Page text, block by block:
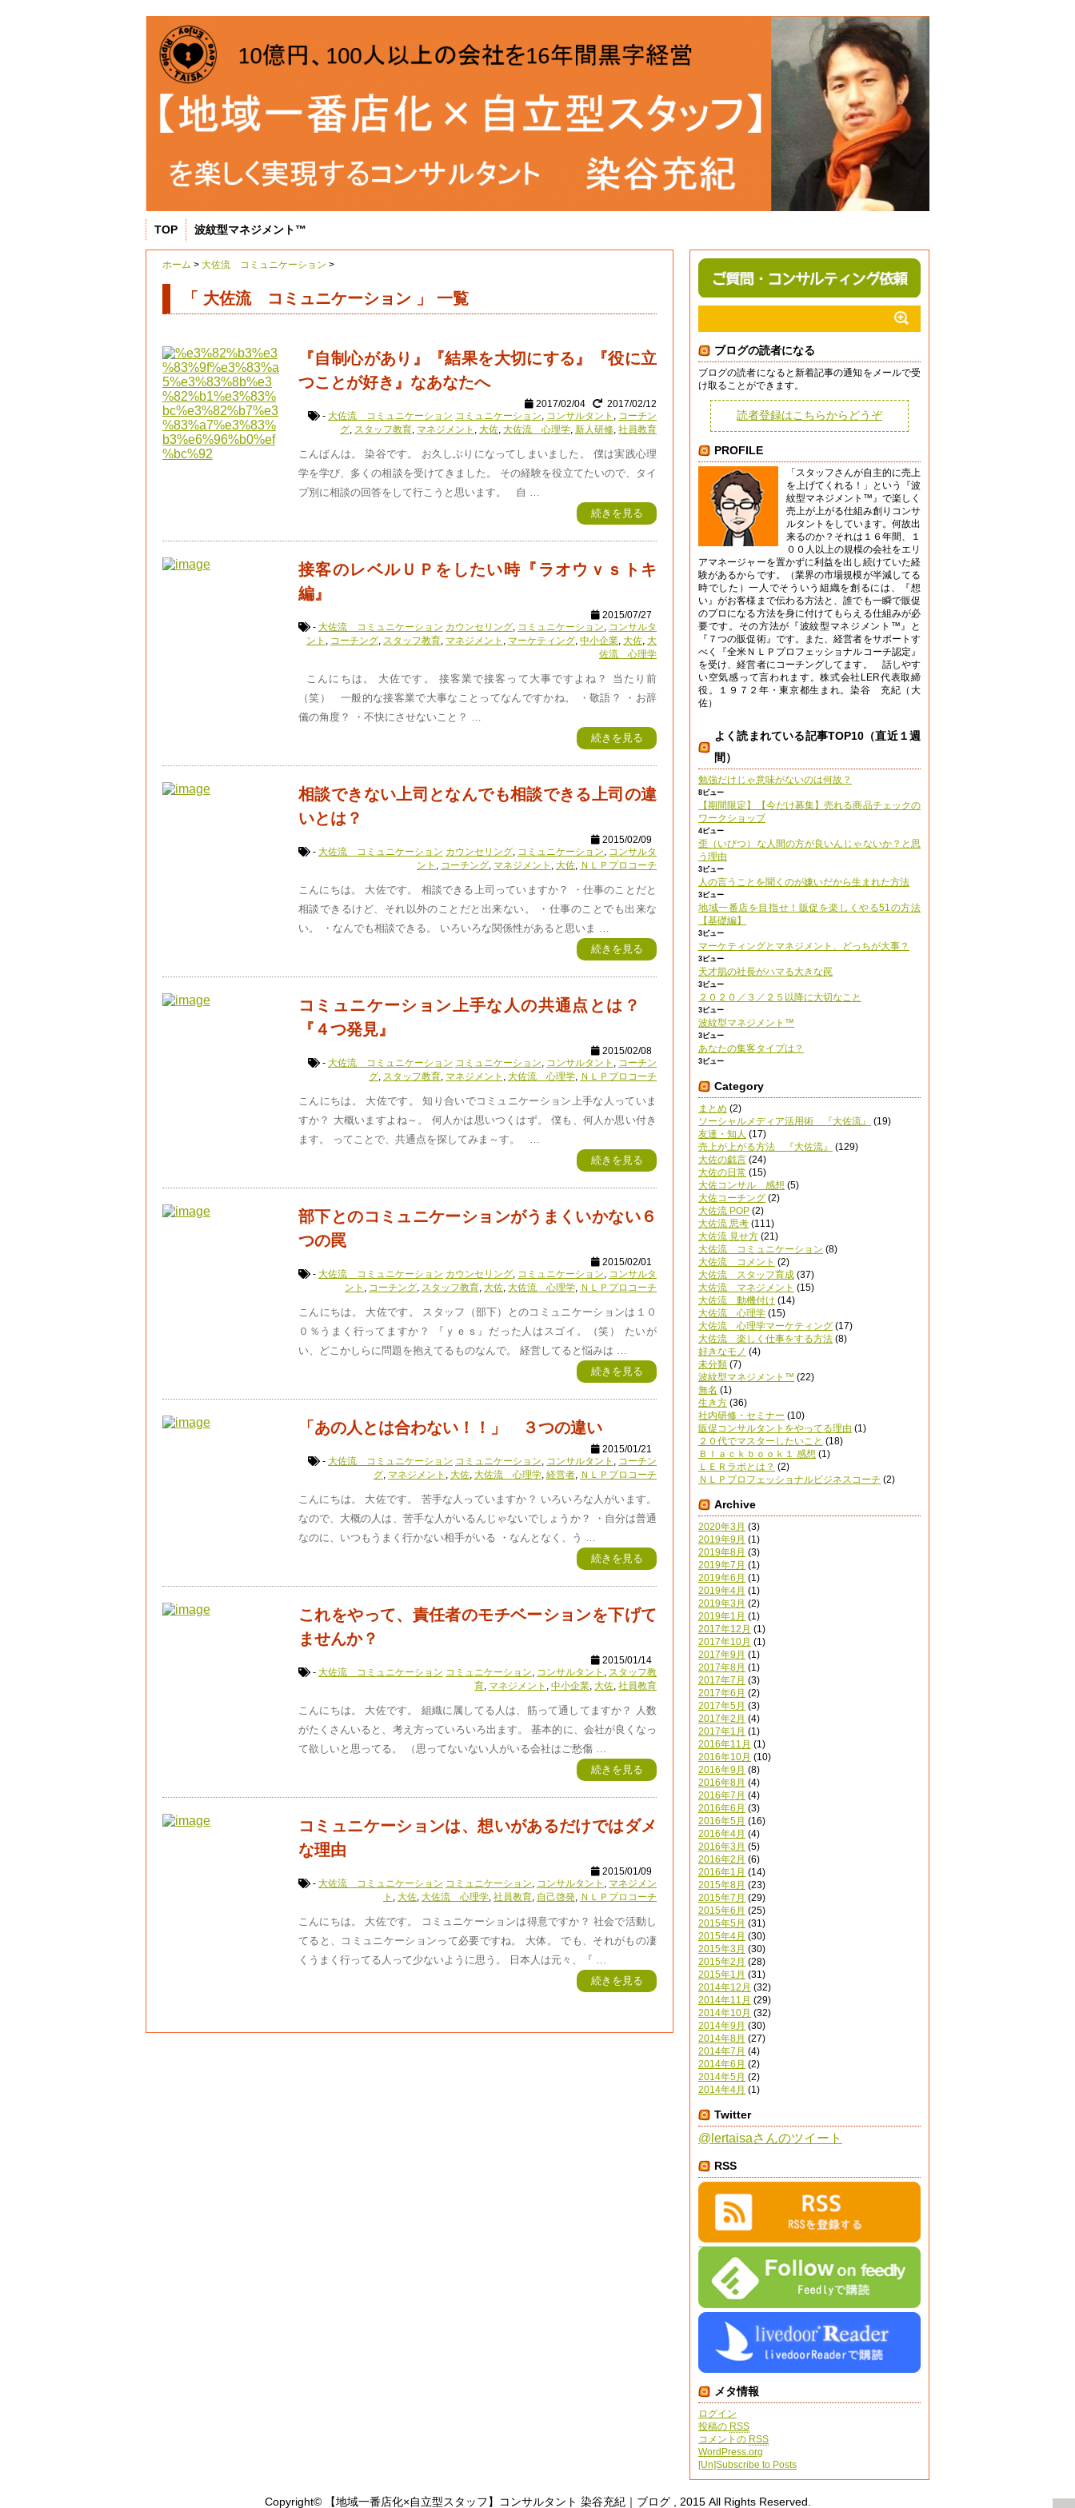
TOP 波紋型マネジメント™
ホーム > 大佐流 コミュニケーション >
「 大佐流 コミュニケーション 」 一覧
『自制心があり』『結果を大切にする』『役に立
つことが好き』なあなたへ
2017/02/04
2017/02/12
- 大佐流 コミュニケーション コミュニケーション, コンサルタント , コーチン
グ, スタッフ教育, マネジメント , 大佐, 大佐流 心理学, 新人研修, 社員教育
こんばんは。 染谷です。 お久しぶりになってしまいました。 僕は実践心理
学を学び、多くの相談を受けてきました。 その経験を役立てたいので、タイ
プ別に相談の回答をして行こうと思います。 自 …
続きを見る
接客のレベルＵＰをしたい時『ラオウｖｓトキ
編』
2015/07/27
- 大佐流 コミュニケーション カウンセリング, コミュニケーション, コンサルタ
ント , コーチング, スタッフ教育, マネジメント , マーケティング, 中小企業, 大佐, 大
佐流 心理学
こんにちは。 大佐です。 接客業で接客って大事ですよね？ 当たり前
（笑） 一般的な接客業で大事なことってなんですかね。 ・敬語？ ・お辞
儀の角度？ ・不快にさせないこと？ …
続きを見る
相談できない上司となんでも相談できる上司の違
いとは？
2015/02/09
- 大佐流 コミュニケーション カウンセリング, コミュニケーション, コンサルタ
ント , コーチング, マネジメント , 大佐, ＮＬＰプロコーチ
こんにちは。 大佐です。 相談できる上司っていますか？ ・仕事のことだと
相談できるけど、それ以外のことだと出来ない。 ・仕事のことでも出来な
い。 ・なんでも相談できる。 いろいろな関係性があると思いま …
続きを見る
コミュニケーション上手な人の共通点とは？
『４つ発見』
2015/02/08
- 大佐流 コミュニケーション コミュニケーション, コンサルタント , コーチン
グ, スタッフ教育, マネジメント , 大佐流 心理学, ＮＬＰプロコーチ
こんにちは。 大佐です。 知り合いでコミュニケーション上手な人っていま
すか？ 大概いますよね～。 何人かは思いつくはず。 僕も、何人か思い付き
ます。 ってことで、共通点を探してみま～す。 …
続きを見る
部下とのコミュニケーションがうまくいかない６
つの罠
2015/02/01
- 大佐流 コミュニケーション カウンセリング, コミュニケーション, コンサルタ
ント , コーチング, スタッフ教育, 大佐, 大佐流 心理学, ＮＬＰプロコーチ
こんにちは。 大佐です。 スタッフ（部下）とのコミュニケーションは１０
０％うまく行ってますか？ 『ｙｅｓ』だった人はスゴイ。（笑） たいが
い、どこかしらに問題を抱えてるものなんで。 経営してると悩みは …
続きを見る
「あの人とは合わない！！」 ３つの違い
2015/01/21
- 大佐流 コミュニケーション コミュニケーション, コンサルタント , コーチン
グ, マネジメント , 大佐, 大佐流 心理学, 経営者, ＮＬＰプロコーチ
こんにちは。 大佐です。 苦手な人っていますか？ いろいろな人がいます。
なので、大概の人は、苦手な人がいるんじゃないでしょうか？ ・自分は普通
なのに、いつもうまく行かない相手がいる ・なんとなく、う …
続きを見る
これをやって、責任者のモチベーションを下げて
ませんか？
2015/01/14
- 大佐流 コミュニケーション コミュニケーション, コンサルタント , スタッフ教
育, マネジメント , 中小企業, 大佐, 社員教育
こんにちは。 大佐です。 組織に属してる人は、筋って通してますか？ 人数
がたくさんいると、考え方っていろいろ出ます。 基本的に、会社が良くなっ
て欲しいと思ってる。 （思ってないない人がいる会社はご愁傷 …
続きを見る
コミュニケーションは、想いがあるだけではダメ
な理由
2015/01/09
- 大佐流 コミュニケーション コミュニケーション, コンサルタント , マネジメン
ト , 大佐, 大佐流 心理学, 社員教育, 自己啓発, ＮＬＰプロコーチ
こんにちは。 大佐です。 コミュニケーションは得意ですか？ 社会で活動し
てると、コミュニケーションって必要ですね。 大体。 でも、それがもの凄
くうまく行ってる人って少ないように思う。 日本人は元々、『 …
続きを見る
ブログの読者になる
ブログの読者になると新着記事の通知をメールで受
け取ることができます。
読者登録はこちらからどうぞ
PROFILE
「スタッフさんが自主的に売上
を上げてくれる！」という『波
紋型マネジメント™』で楽しく
売上が上がる仕組み創りコンサ
ルタントをしています。何故出
来るのか？それは１６年間、１
００人以上の規模の会社をエリ
アマネージャーを置かずに利益を出し続けていた経
験があるからです。（業界の市場規模が半減してる
時でした）一人でそういう組織を創るには、『想
い』がお客様まで伝わる方法と、誰でも一瞬で販促
のプロになる方法を身に付けてもらえる仕組みが必
要です。その方法が『波紋型マネジメント™』と
『７つの販促術』です。また、経営者をサポートす
べく『全米ＮＬＰプロフェッショナルコーチ認定』
を受け、経営者にコーチングしてます。 話しやす
い空気感って言われます。株式会社LER代表取締
役。１９７２年・東京都生まれ。染谷 充紀（大
佐）
よく読まれている記事TOP10（直近１週
間）
勉強だけじゃ意味がないのは何故？
8ビュー
【期間限定】【今だけ募集】売れる商品チェックの
ワークショップ
4ビュー
歪（いびつ）な人間の方が良いんじゃないか？と思
う理由
3ビュー
人の言うことを聞くのが嫌いだから生まれた方法
3ビュー
地域一番店を目指せ！販促を楽しくやる51の方法
【基礎編】
3ビュー
マーケティングとマネジメント、どっちが大事？
3ビュー
天才肌の社長がハマる大きな罠
3ビュー
２０２０／３／２５以降に大切なこと
3ビュー
波紋型マネジメント™
3ビュー
あなたの集客タイプは？
3ビュー
Category
まとめ (2)
ソーシャルメディア活用術 『大佐流』
(19)
友達・知人 (17)
売上が上がる方法 『大佐流』
(129)
大佐の戯言 (24)
大佐の日常 (15)
大佐コンサル 感想 (5)
大佐コーチング (2)
大佐流 POP (2)
大佐流 思考 (111)
大佐流 見せ方 (21)
大佐流 コミュニケーション (8)
大佐流 コメント (2)
大佐流 スタッフ育成 (37)
大佐流 マネジメント (15)
大佐流 動機付け (14)
大佐流 心理学 (15)
大佐流 心理学マーケティング (17)
大佐流 楽しく仕事をする方法 (8)
好きなモノ (4)
未分類 (7)
波紋型マネジメント™ (22)
無名 (1)
生き方 (36)
社内研修・セミナー (10)
販促コンサルタントをやってる理由 (1)
２０代でマスターしたいこと (18)
Ｂｌａｃｋｂｏｏｋ１ 感想 (1)
ＬＥＲラボとは？ (2)
ＮＬＰプロフェッショナルビジネスコーチ (2)
Archive
2020年3月 (3)
2019年9月 (1)
2019年8月 (3)
2019年7月 (1)
2019年6月 (1)
2019年4月 (1)
2019年3月 (2)
2019年1月 (1)
2017年12月 (1)
2017年10月 (1)
2017年9月 (1)
2017年8月 (1)
2017年7月 (3)
2017年6月 (2)
2017年5月 (3)
2017年2月 (4)
2017年1月 (1)
2016年11月 (1)
2016年10月 (10)
2016年9月 (8)
2016年8月 (4)
2016年7月 (4)
2016年6月 (3)
2016年5月 (16)
2016年4月 (4)
2016年3月 (5)
2016年2月 (6)
2016年1月 (14)
2015年8月 (23)
2015年7月 (29)
2015年6月 (25)
2015年5月 (31)
2015年4月 (30)
2015年3月 (30)
2015年2月 (28)
2015年1月 (31)
2014年12月 (32)
2014年11月 (29)
2014年10月 (32)
2014年9月 (30)
2014年8月 (27)
2014年7月 (4)
2014年6月 (2)
2014年5月 (2)
2014年4月 (1)
Twitter
@lertaisaさんのツイート
RSS
メタ情報
ログイン
投稿の RSS
コメントの RSS
WordPress.org
[Un]Subscribe to Posts
Copyright© 【地域一番店化×自立型スタッフ】コンサルタント 染谷充紀｜ブログ , 2015 All Rights Reserved.